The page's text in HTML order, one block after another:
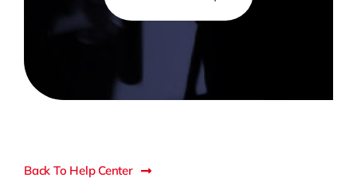
Back To Help Center